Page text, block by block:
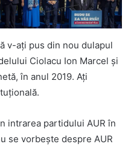
v-ați pus din nou dulapul
Ciolacu Ion Marcel și
în anul 2019. Ați
intrarea partidului AUR în
se vorbește despre AUR